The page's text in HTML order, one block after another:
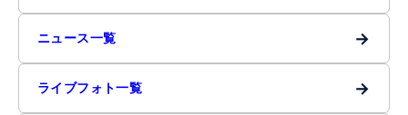
ニュース一覧 →
ライブフォト一覧 →